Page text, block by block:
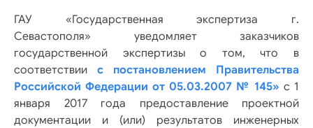
ГАУ «Государственная экспертиза г.
Севастополя»
уведомляет заказчиков
государственной экспертизы о том, что в
соответствии c постановлением Правительства
Российской Федерации от 05.03.2007 № 145» c 1
января 2017 года предоставление проектной
документации и (или) результатов инженерных